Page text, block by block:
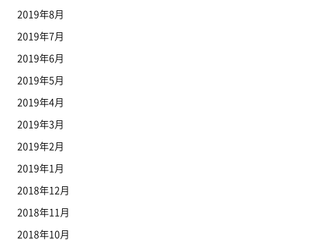
2019年8月
2019年7月
2019年6月
2019年5月
2019年4月
2019年3月
2019年2月
2019年1月
2018年12月
2018年11月
2018年10月